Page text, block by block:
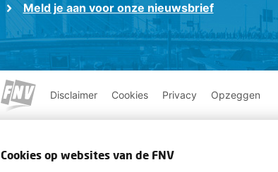
Meld je aan voor onze nieuwsbrief
Disclaimer Cookies Privacy Opzeggen
Cookies op websites van de FNV